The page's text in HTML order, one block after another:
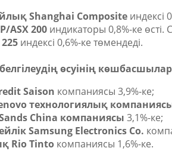
Shanghai Composite индексі
ASX 200 индикаторы 0,8%-ке өсті.
индексі 0,6%-ке төмендеді.
өсуінің
Saison компаниясы 3,9%-ке;
технологиялық
China компаниясы 3,1%-ке;
Samsung Electronics Co.
Rio Tinto компаниясы 1,6%-ке.